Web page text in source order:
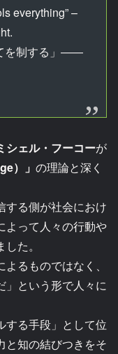
everything” –
を制する」――
シェル・フーコーが
）」 の理論と深く
する側が社会におけ
よって人々の行動や
た。
るものではなく、
」という形で人々に
する手段」として位
と知の結びつきをそ